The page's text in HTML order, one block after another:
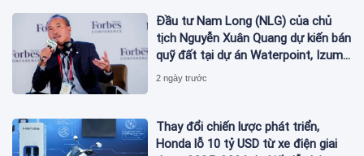
Đầu tư Nam Long (NLG) của chủ
tịch Nguyễn Xuân Quang dự kiến bán
quỹ đất tại dự án Waterpoint, Izumi
City
2 ngày trước
Thay đổi chiến lược phát triển,
Honda lỗ 10 tỷ USD từ xe điện giai